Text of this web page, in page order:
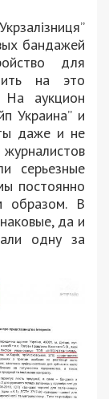
бандажей
для
на это
аукцион
Украина” и
даже и не
серьезные
постоянно
образом. В
да и
одну за